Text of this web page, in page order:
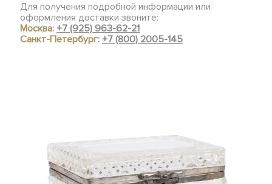
Для получения подробной информации или
оформления доставки звоните:
Москва:+7 (925) 963-62-21
Санкт-Петербург:+7 (800) 2005-145